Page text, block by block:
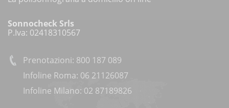
Sonnocheck Srls
P.Iva: 02418310567
Prenotazioni: 800 187 089
Infoline Roma: 06 21126087
Infoline Milano: 02 87189826